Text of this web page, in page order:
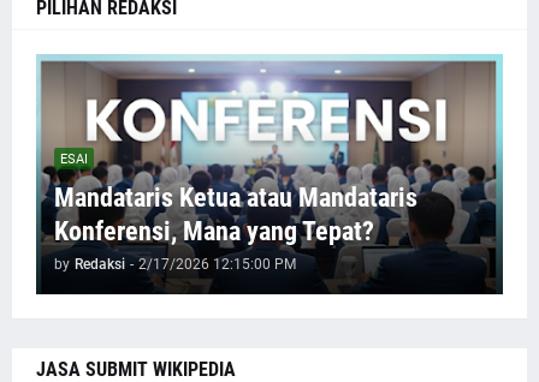
PILIHAN REDAKSI
ESAI
Mandataris Ketua atau Mandataris
Konferensi, Mana yang Tepat?
by Redaksi - 2/17/2026 12:15:00 PM
JASA SUBMIT WIKIPEDIA